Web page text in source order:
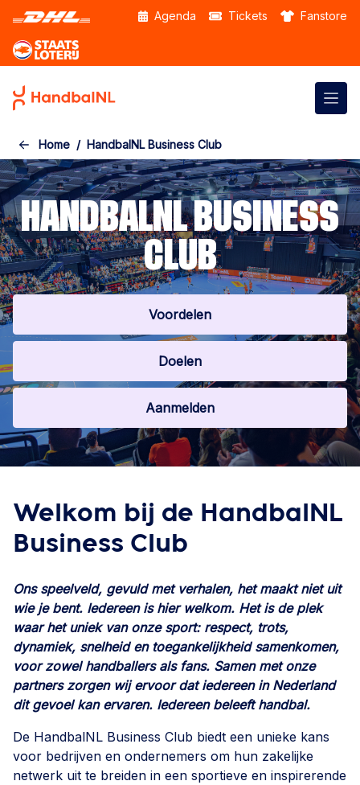
Skip to the main content Agenda Tickets Fanstore
Home HandbalNL Business Club
HANDBALNL BUSINESS
CLUB
Voordelen
Doelen
Aanmelden
Welkom bij de HandbalNL
Business Club
Ons speelveld, gevuld met verhalen, het maakt niet uit
wie je bent. Iedereen is hier welkom. Het is de plek
waar het uniek van onze sport: respect, trots,
dynamiek, snelheid en toegankelijkheid samenkomen,
voor zowel handballers als fans. Samen met onze
partners zorgen wij ervoor dat iedereen in Nederland
dit gevoel kan ervaren. Iedereen beleeft handbal.
De HandbalNL Business Club biedt een unieke kans
voor bedrijven en ondernemers om hun zakelijke
netwerk uit te breiden in een sportieve en inspirerende